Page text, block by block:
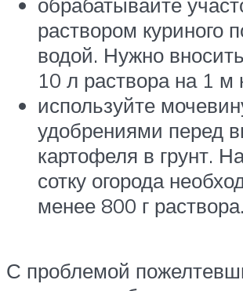
раствором куриного
водой. Нужно
10 л раствора на 1 м
используйте
удобрениями перед
картофеля в грунт.
сотку огорода
менее 800 г раствора.
С проблемой